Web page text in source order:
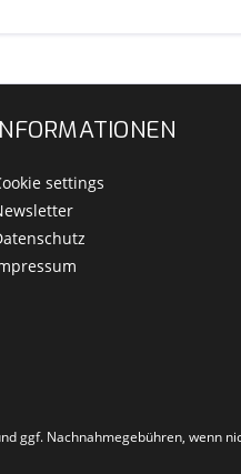
settings
ggf. Nachnahmegebühren, wenn